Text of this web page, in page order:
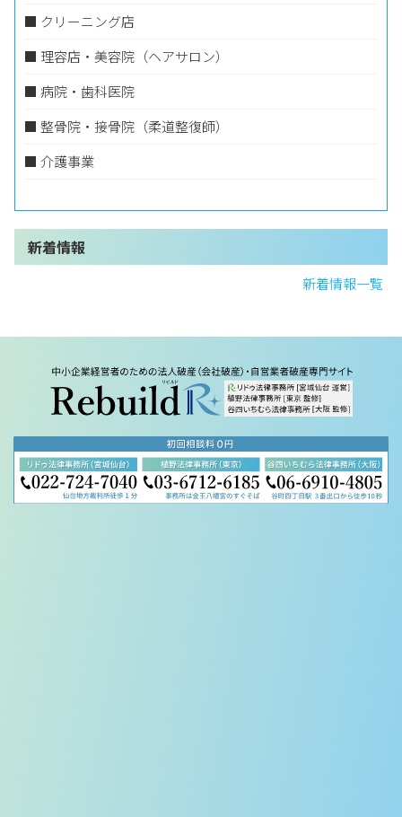
■ クリーニング店
■ ​理容店・美容院（ヘアサロン）
■ ​病院・歯科医院
■ ​整骨院・接骨院（柔道整復師）
■ ​介護事業
新着情報
新着情報一覧